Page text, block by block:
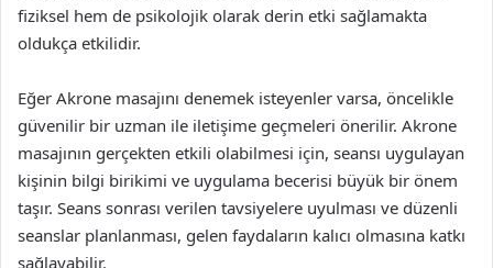
fiziksel hem de psikolojik olarak derin etki sağlamakta
oldukça etkilidir.
Eğer Akrone masajını denemek isteyenler varsa, öncelikle
güvenilir bir uzman ile iletişime geçmeleri önerilir. Akrone
masajının gerçekten etkili olabilmesi için, seansı uygulayan
kişinin bilgi birikimi ve uygulama becerisi büyük bir önem
taşır. Seans sonrası verilen tavsiyelere uyulması ve düzenli
seanslar planlanması, gelen faydaların kalıcı olmasına katkı
sağlayabilir.